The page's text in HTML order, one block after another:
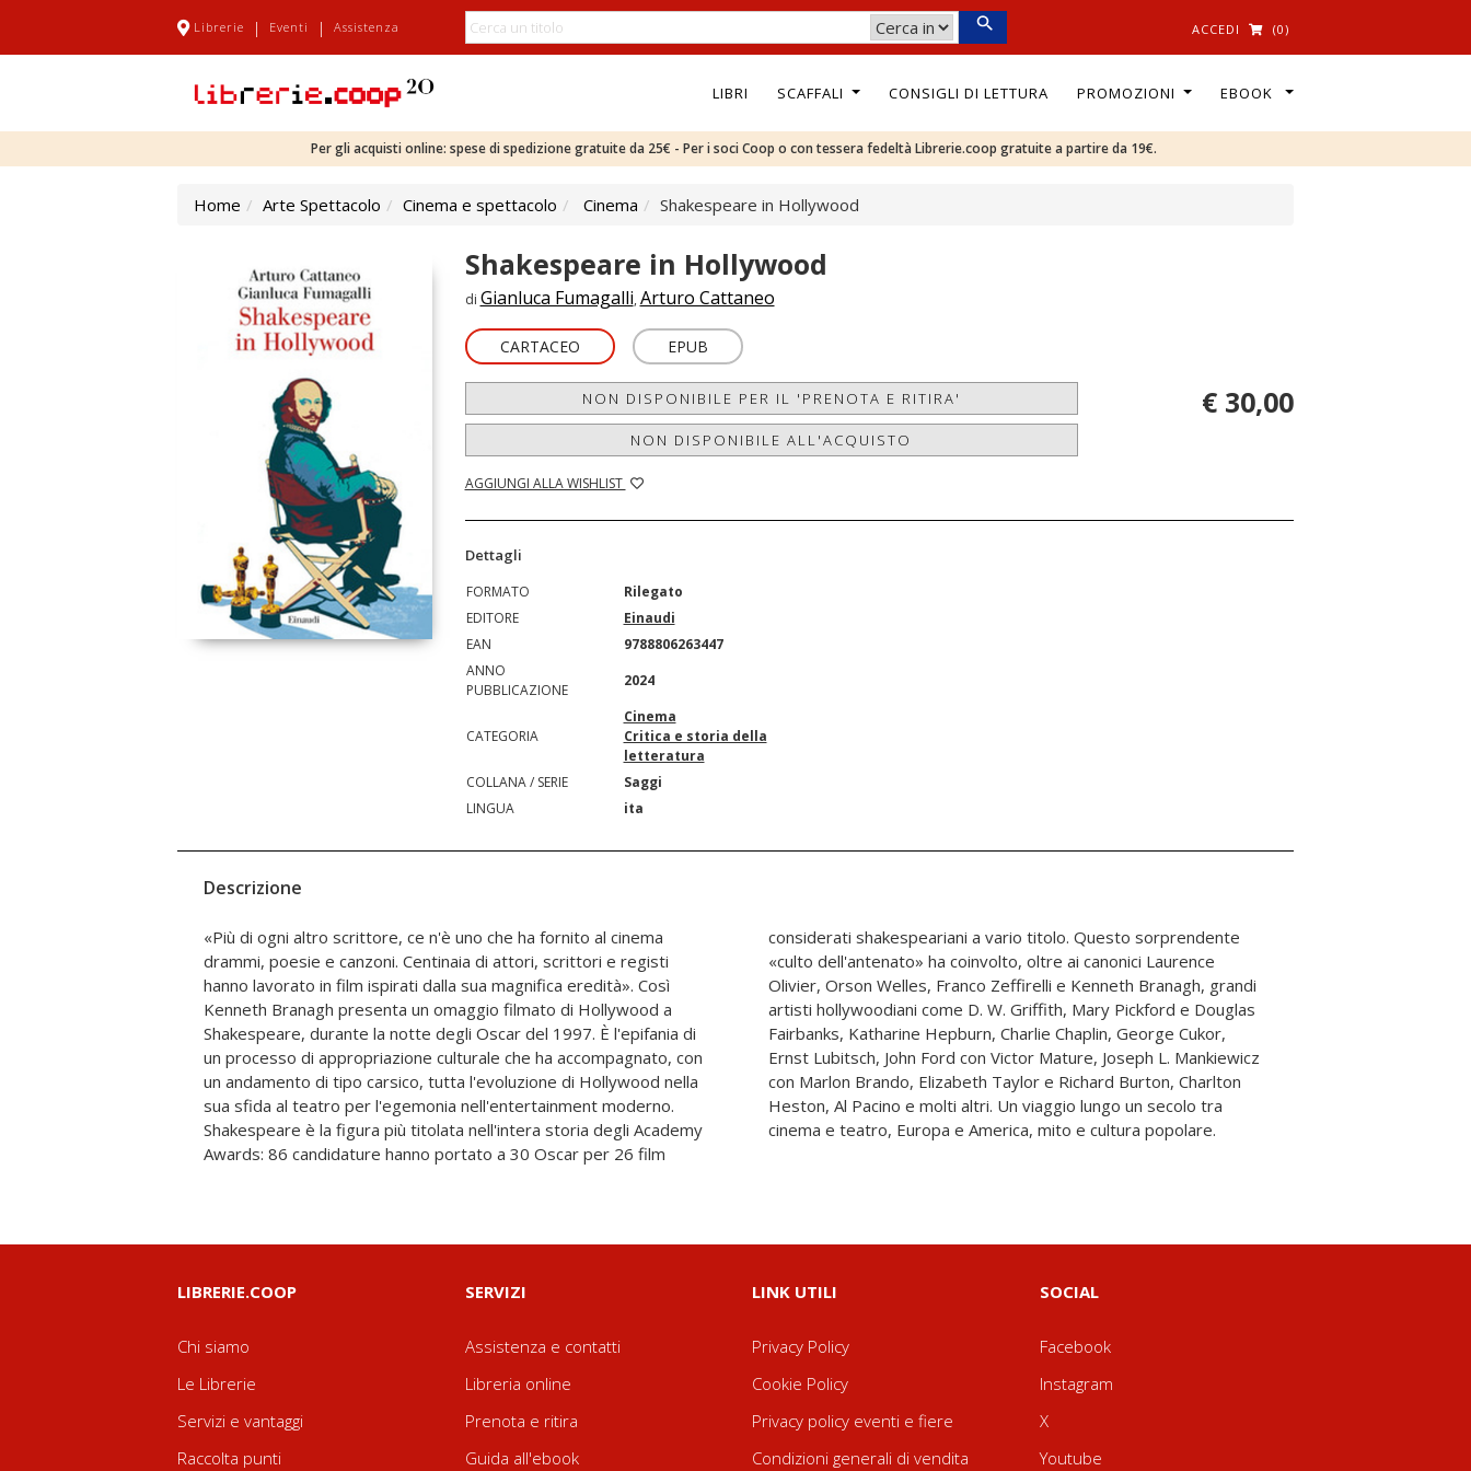
Librerie | Eventi | Assistenza ACCEDI (0)
LIBRI SCAFFALI CONSIGLI DI LETTURA PROMOZIONI EBOOK
Per gli acquisti online: spese di spedizione gratuite da 25€ - Per i soci Coop o con tessera fedeltà Librerie.coop gratuite a partire da 19€.
Home Arte Spettacolo Cinema e spettacolo Cinema Shakespeare in Hollywood
Shakespeare in Hollywood
di Gianluca Fumagalli, Arturo Cattaneo
CARTACEO EPUB
NON DISPONIBILE PER IL 'PRENOTA E RITIRA'
NON DISPONIBILE ALL'ACQUISTO
AGGIUNGI ALLA WISHLIST
€ 30,00
Dettagli
FORMATO
Rilegato
EDITORE
Einaudi
EAN
9788806263447
ANNO
PUBBLICAZIONE
2024
CATEGORIA
Cinema
Critica e storia della
letteratura
COLLANA / SERIE
Saggi
LINGUA
ita
Descrizione
«Più di ogni altro scrittore, ce n'è uno che ha fornito al cinema
drammi, poesie e canzoni. Centinaia di attori, scrittori e registi
hanno lavorato in film ispirati dalla sua magnifica eredità». Così
Kenneth Branagh presenta un omaggio filmato di Hollywood a
Shakespeare, durante la notte degli Oscar del 1997. È l'epifania di
un processo di appropriazione culturale che ha accompagnato, con
un andamento di tipo carsico, tutta l'evoluzione di Hollywood nella
sua sfida al teatro per l'egemonia nell'entertainment moderno.
Shakespeare è la figura più titolata nell'intera storia degli Academy
Awards: 86 candidature hanno portato a 30 Oscar per 26 film
considerati shakespeariani a vario titolo. Questo sorprendente
«culto dell'antenato» ha coinvolto, oltre ai canonici Laurence
Olivier, Orson Welles, Franco Zeffirelli e Kenneth Branagh, grandi
artisti hollywoodiani come D. W. Griffith, Mary Pickford e Douglas
Fairbanks, Katharine Hepburn, Charlie Chaplin, George Cukor,
Ernst Lubitsch, John Ford con Victor Mature, Joseph L. Mankiewicz
con Marlon Brando, Elizabeth Taylor e Richard Burton, Charlton
Heston, Al Pacino e molti altri. Un viaggio lungo un secolo tra
cinema e teatro, Europa e America, mito e cultura popolare.
LIBRERIE.COOP
Chi siamo
Le Librerie
Servizi e vantaggi
Raccolta punti
SERVIZI
Assistenza e contatti
Libreria online
Prenota e ritira
Guida all'ebook
LINK UTILI
Privacy Policy
Cookie Policy
Privacy policy eventi e fiere
Condizioni generali di vendita
SOCIAL
Facebook
Instagram
X
Youtube